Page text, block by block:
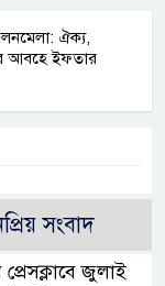
ঐক্য,
আবহে ইফতার
সংবাদ
জুলাই